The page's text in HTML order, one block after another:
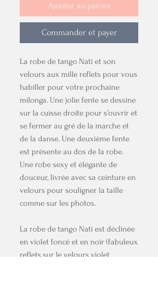
Ajouter au panier
Commander et payer
La robe de tango Nati et son
velours aux mille reflets pour vous
habiller pour votre prochaine
milonga. Une jolie fente se dessine
sur la cuisse droite pour s’ouvrir et
se fermer au gré de la marche et
de la danse. Une deuxième fente
est présente au dos de la robe.
Une robe sexy et élégante de
douceur, livrée avec sa ceinture en
velours pour souligner la taille
comme sur les photos.
La robe de tango Nati est déclinée
en violet foncé et en noir (fabuleux
reflets sur le velours violet